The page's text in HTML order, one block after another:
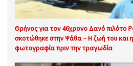
Θρήνος για τον 46χρονο Δανό πιλότο
σκοτώθηκε στην Ψάθα – Η ζωή του και η
φωτογραφία πριν την τραγωδία